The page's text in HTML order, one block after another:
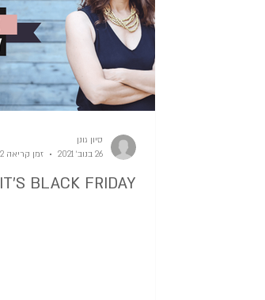
IT'S BLACK FRIDAY
סיון גונן
26 בנוב׳ 2021
זמן קריאה 2 דקות